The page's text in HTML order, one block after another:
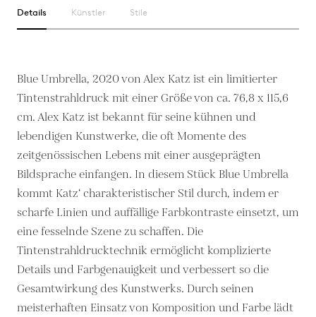
Details Künstler Stile
Blue Umbrella, 2020 von Alex Katz ist ein limitierter
Tintenstrahldruck mit einer Größe von ca. 76,8 x 115,6
cm. Alex Katz ist bekannt für seine kühnen und
lebendigen Kunstwerke, die oft Momente des
zeitgenössischen Lebens mit einer ausgeprägten
Bildsprache einfangen. In diesem Stück Blue Umbrella
kommt Katz‘ charakteristischer Stil durch, indem er
scharfe Linien und auffällige Farbkontraste einsetzt, um
eine fesselnde Szene zu schaffen. Die
Tintenstrahldrucktechnik ermöglicht komplizierte
Details und Farbgenauigkeit und verbessert so die
Gesamtwirkung des Kunstwerks. Durch seinen
meisterhaften Einsatz von Komposition und Farbe lädt